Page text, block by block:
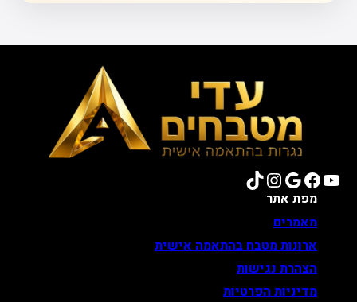
YouTube
Facebook
Google
Instagram
TikTok
מפת אתר
מאמרים
ארונות מטבח בהתאמה אישית
הצהרת נגישות
מדיניות הפרטיות